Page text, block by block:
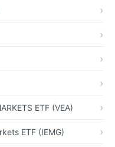
ETF (VEA)
ETF (IEMG)